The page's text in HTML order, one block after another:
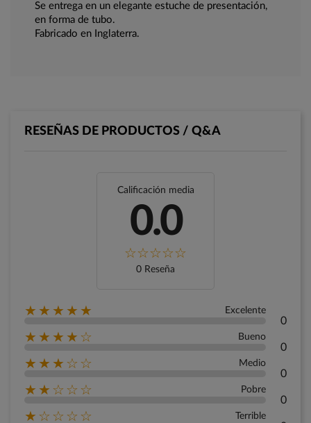
Se entrega en un elegante estuche de presentación,
en forma de tubo.
Fabricado en Inglaterra.
RESEÑAS DE PRODUCTOS / Q&A
Calificación media
0.0
0 Reseña
★★★★★ Excelente
0
★★★★☆ Bueno
0
★★★☆☆ Medio
0
★★☆☆☆ Pobre
0
★☆☆☆☆ Terrible